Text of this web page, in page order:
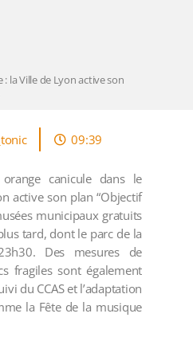
: la Ville de Lyon active son
09:39
canicule dans le
active son plan “Objectif
municipaux gratuits
tard, dont le parc de la
Des mesures de
fragiles sont également
du CCAS et l’adaptation
la Fête de la musique